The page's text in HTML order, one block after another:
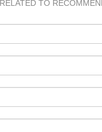
RELATED TO